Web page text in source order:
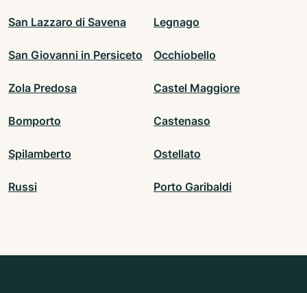
San Lazzaro di Savena Legnago
San Giovanni in Persiceto Occhiobello
Zola Predosa Castel Maggiore
Bomporto Castenaso
Spilamberto Ostellato
Russi Porto Garibaldi